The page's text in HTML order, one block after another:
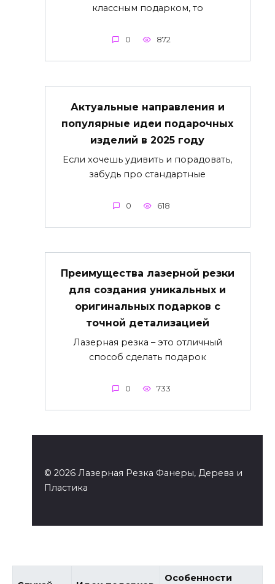
классным подарком, то
0 872
Актуальные направления и
популярные идеи подарочных
изделий в 2025 году
Если хочешь удивить и порадовать,
забудь про стандартные
0 618
Преимущества лазерной резки
для создания уникальных и
оригинальных подарков с
точной детализацией
Лазерная резка – это отличный
способ сделать подарок
0 733
© 2026 Лазерная Резка Фанеры, Дерева и
Пластика
Особенности